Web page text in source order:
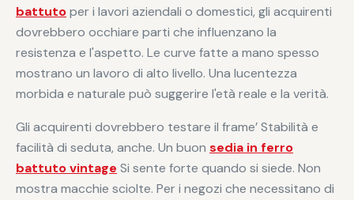
battutoper i lavori aziendali o domestici, gli acquirenti
dovrebbero occhiare parti che influenzano la
resistenza e l'aspetto. Le curve fatte a mano spesso
mostrano un lavoro di alto livello. Una lucentezza
morbida e naturale può suggerire l'età reale e la verità.
Gli acquirenti dovrebbero testare il frame’ Stabilità e
facilità di seduta, anche. Un buon sedia in ferro
battuto vintage Si sente forte quando si siede. Non
mostra macchie sciolte. Per i negozi che necessitano di